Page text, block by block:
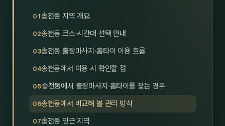
송천동 지역 개요
송천동 코스·시간대 선택 안내
송천동 출장마사지·홈타이 이용 흐름
송천동에서 이용 시 확인할 점
송천동에서 출장마사지·홈타이를 찾는 경우
송천동에서 비교해 볼 관리 방식
송천동 인근 지역